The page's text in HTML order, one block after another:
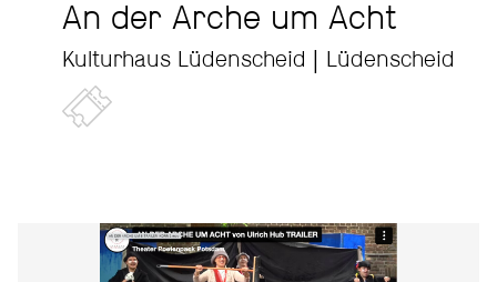
An der Arche um Acht
Kulturhaus Lüdenscheid | Lüdenscheid